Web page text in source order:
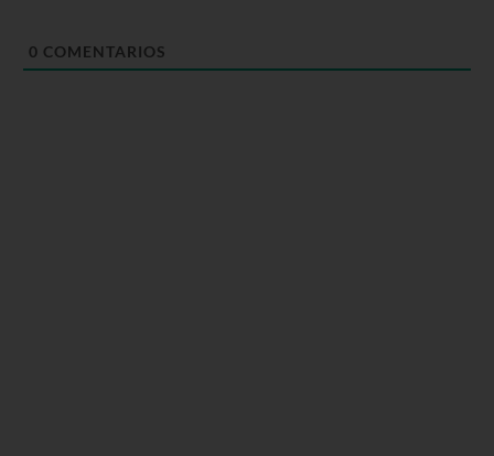
0 COMENTARIOS